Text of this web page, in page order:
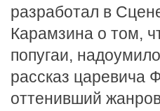
разработал в
Карамзина о том,
попугаи,
рассказ царевича
оттенивший